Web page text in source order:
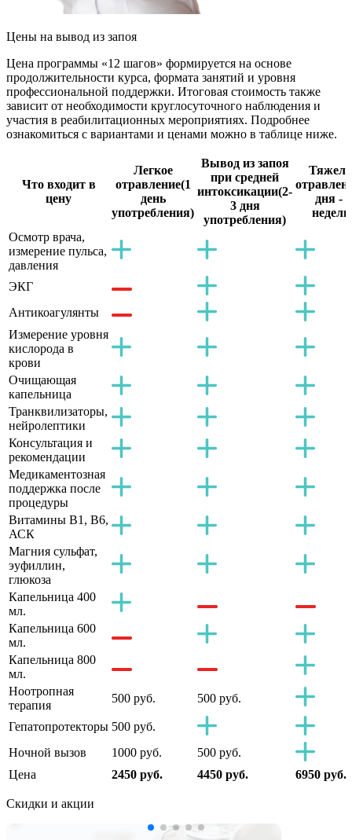
Цены на вывод из запоя
Цена программы «12 шагов» формируется на основе
продолжительности курса, формата занятий и уровня
профессиональной поддержки. Итоговая стоимость также
зависит от необходимости круглосуточного наблюдения и
участия в реабилитационных мероприятиях. Подробнее
ознакомиться с вариантами и ценами можно в таблице ниже.
Что входит в
цену
Легкое
отравление(1
день
употребления)
Вывод из запоя
при средней
интоксикации(2-
3 дня
употребления)
дня - 2
Осмотр врача,
измерение пульса,
давления
ЭКГ
Антикоагулянты
Измерение уровня
кислорода в
крови
Очищающая
капельница
Транквилизаторы,
нейролептики
Консультация и
рекомендации
Медикаментозная
поддержка после
процедуры
Витамины B1, B6,
АСК
Магния сульфат,
эуфиллин,
глюкоза
Капельница 400
мл.
Капельница 600
мл.
Капельница 800
мл.
Ноотропная
терапия
500 руб. 500 руб.
Гепатопротекторы 500 руб.
Ночной вызов
1000 руб.
500 руб.
Цена
2450 руб. 4450 руб. 6950 руб.
Скидки и акции